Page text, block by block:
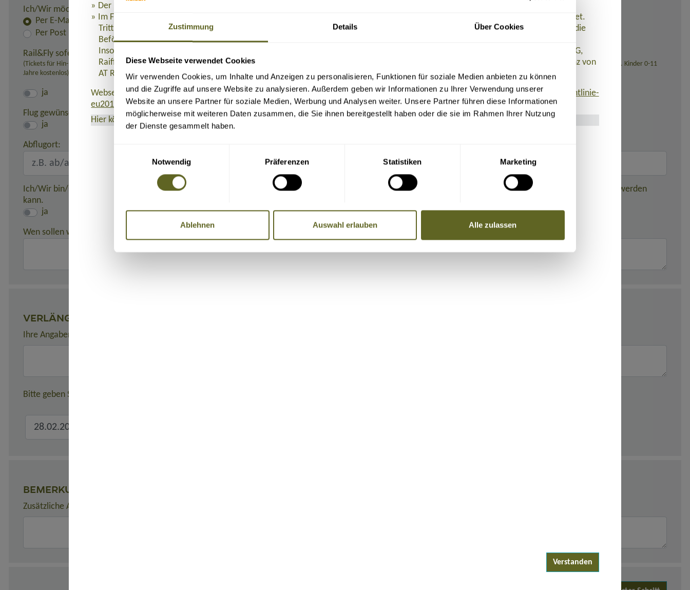
Zustimmung Details Über Cookies
Diese Webseite verwendet Cookies
Wir verwenden Cookies, um Inhalte und Anzeigen zu personalisieren, Funktionen für soziale Medien anbieten zu können
und die Zugriffe auf unsere Website zu analysieren. Außerdem geben wir Informationen zu Ihrer Verwendung unserer
Website an unsere Partner für soziale Medien, Werbung und Analysen weiter. Unsere Partner führen diese Informationen
möglicherweise mit weiteren Daten zusammen, die Sie ihnen bereitgestellt haben oder die sie im Rahmen Ihrer Nutzung
der Dienste gesammelt haben.
Notwendig
Präferenzen Statistiken Marketing
Ablehnen Auswahl erlauben Alle zulassen
Ich/Wir möchte(n) die Rechnung und alle Unterlagen erhalten:
Per E-Mail
Per Post
Rail&Fly sofern möglich (nur innerhalb Deutschlands):
(Tickets für Hin- und Rückfahrt erhältlich. Pro Person: 99,- Euro bei Buchung (bei Reisedatum ab November 2026: 109,- Euro), 129,- Euro nach Ticketausstellung (bei Reisedatum ab November 2026: 139,- Euro). Kinder 0-11
Jahre kostenlos)
ja
Flug gewünscht:
ja
Abflugort:
Ich/Wir bin/sind damit einverstanden, dass meine/unsere Adresse, Telefondaten und E-Mail-Adresse an die Mitreisenden dieser gebuchten Reise weitergegeben werden
kann.
ja
Wen sollen wir in einem Notfall benachrichtigen?
VERLÄNGERUNGEN
Ihre Angaben zu gewünschten Verlängerungsprogrammen, Badeaufenthalte etc. vor und nach der Reise.
Bitte geben Sie hier den verbindlichen Gesamtreisezeitraum ein, inklusive Verlängerung(en).
BEMERKUNGEN
Zusätzliche Angaben zur Buchung, z. B. zu Unterkünften
Der Reiseveranstalter leistet dem Reisenden Beistand, wenn dieser sich in Schwierigkeiten befindet.
Im Fall der Insolvenz des Reiseveranstalters oder in einigen Mitgliedstaaten des Reisevermittlers werden Zahlungen zurückerstattet.
Tritt die Insolvenz des Reiseveranstalters oder, sofern einschlägig, des Reisevermittlers nach Beginn der Pauschalreise ein und ist die
Beförderung Bestandteil der Pauschalreise, so wird die Rückbeförderung der Reisenden gewährleistet. AT REISEN GmbH hat eine
Insolvenzabsicherung mit R+V Allgemeine Versicherung AG abgeschlossen. Die Reisenden können R+V Allgemeine Versicherung AG,
Raiffeisenplatz 1, 65189 Wiesbaden, Tel. 0611 533 5859, info@ruv.de kontaktieren, wenn ihnen Leistungen aufgrund der Insolvenz von
AT REISEN GmbH verweigert werden.
Webseite, auf der die Richtlinie (EU) 2015/2302 in der in das nationale Recht umgesetzten Form zu finden ist:www.umsetzung-richtlinie-
eu2015-2302.de.
Hier können Sie das Formblatt
Verstanden